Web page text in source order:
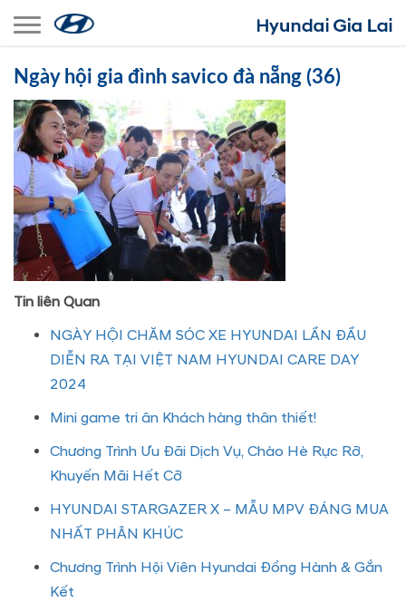
Toggle navigation
Ngày hội gia đình savico đà nẵng (36)
Tin liên Quan
NGÀY HỘI CHĂM SÓC XE HYUNDAI LẦN ĐẦU
DIỄN RA TẠI VIỆT NAM HYUNDAI CARE DAY
2024
Mini game tri ân Khách hàng thân thiết!
Chương Trình Ưu Đãi Dịch Vụ, Chào Hè Rực Rỡ,
Khuyến Mãi Hết Cỡ
HYUNDAI STARGAZER X – MẪU MPV ĐÁNG MUA
NHẤT PHÂN KHÚC
Chương Trình Hội Viên Hyundai Đồng Hành & Gắn
Kết